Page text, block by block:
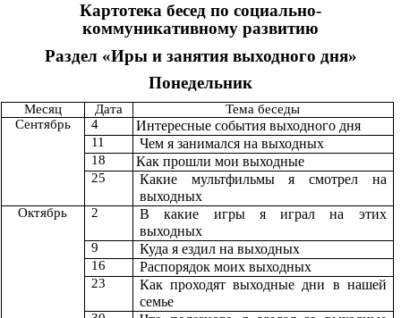
Картотека бесед по социально-
коммуникативному развитию
Раздел «Иры и занятия выходного дня»
Понедельник
Месяц Дата
Тема беседы
Сентябрь
4 Интересные события выходного дня
11 Чем я занимался на выходных
18 Как прошли мои выходные
25
Какие мультфильмы я смотрел на
выходных
Октябрь 2
В какие игры я играл на этих
выходных
9 Куда я ездил на выходных
16 Распорядок моих выходных
23
Как проходят выходные дни в нашей
семье